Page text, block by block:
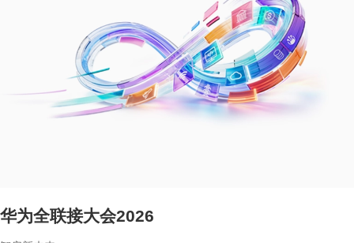
华为全联接大会2026